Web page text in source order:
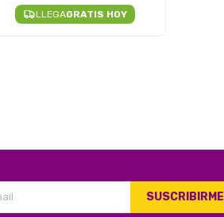
LLEGAGRATIS HOY
SUSCRIBIRME